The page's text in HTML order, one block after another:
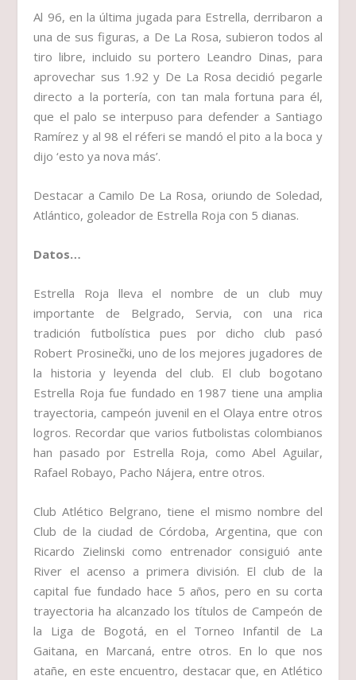
Al 96, en la última jugada para Estrella, derribaron a
una de sus figuras, a De La Rosa, subieron todos al
tiro libre, incluido su portero Leandro Dinas, para
aprovechar sus 1.92 y De La Rosa decidió pegarle
directo a la portería, con tan mala fortuna para él,
que el palo se interpuso para defender a Santiago
Ramírez y al 98 el réferi se mandó el pito a la boca y
dijo ‘esto ya nova más’.
Destacar a Camilo De La Rosa, oriundo de Soledad,
Atlántico, goleador de Estrella Roja con 5 dianas.
Datos…
Estrella Roja lleva el nombre de un club muy
importante de Belgrado, Servia, con una rica
tradición futbolística pues por dicho club pasó
Robert Prosinečki, uno de los mejores jugadores de
la historia y leyenda del club. El club bogotano
Estrella Roja fue fundado en 1987 tiene una amplia
trayectoria, campeón juvenil en el Olaya entre otros
logros. Recordar que varios futbolistas colombianos
han pasado por Estrella Roja, como Abel Aguilar,
Rafael Robayo, Pacho Nájera, entre otros.
Club Atlético Belgrano, tiene el mismo nombre del
Club de la ciudad de Córdoba, Argentina, que con
Ricardo Zielinski como entrenador consiguió ante
River el acenso a primera división. El club de la
capital fue fundado hace 5 años, pero en su corta
trayectoria ha alcanzado los títulos de Campeón de
la Liga de Bogotá, en el Torneo Infantil de La
Gaitana, en Marcaná, entre otros. En lo que nos
atañe, en este encuentro, destacar que, en Atlético